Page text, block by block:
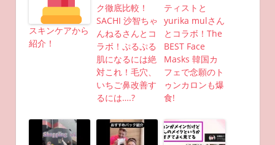
スキンケアから
紹介！
ク徹底比較！
SACHI 沙智ちゃ
んねるさんとコ
ラボ！ぷるぷる
肌になるには絶
対これ！毛穴、
いちご鼻改善す
るには….?
ティストと
yurika mulさん
とコラボ！The
BEST Face
Masks 韓国カ
フェで念願のト
ゥンカロンも爆
食!